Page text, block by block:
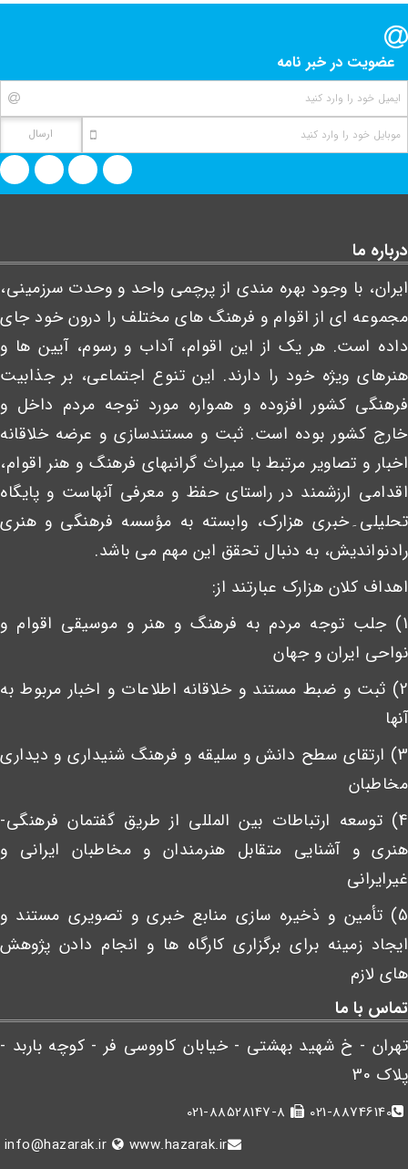
عضویت در خبر نامه
درباره ما
ایران، با وجود بهره مندی از پرچمی واحد و وحدت سرزمینی،
مجموعه ای از اقوام و فرهنگ های مختلف را درون خود جای
داده است. هر یک از این اقوام، آداب و رسوم، آیین ها و
هنرهای ویژه خود را دارند. این تنوع اجتماعی، بر جذابیت
فرهنگی کشور افزوده و همواره مورد توجه مردم داخل و
خارج کشور بوده است. ثبت و مستندسازی و عرضه خلاقانه
اخبار و تصاویر مرتبط با میراث گرانبهای فرهنگ و هنر اقوام،
اقدامی ارزشمند در راستای حفظ و معرفی آنهاست و پایگاه
تحلیلی۔خبری هزارک، وابسته به مؤسسه فرهنگی و هنری
رادنواندیش، به دنبال تحقق این مهم می باشد.
اهداف کلان هزارک عبارتند از:
1) جلب توجه مردم به فرهنگ و هنر و موسیقی اقوام و
نواحی ایران و جهان
2) ثبت و ضبط مستند و خلاقانه اطلاعات و اخبار مربوط به
آنها
3) ارتقای سطح دانش و سلیقه و فرهنگ شنیداری و دیداری
مخاطبان
4) توسعه ارتباطات بین المللی از طریق گفتمان فرهنگی-
هنری و آشنایی متقابل هنرمندان و مخاطبان ایرانی و
غیرایرانی
5) تأمین و ذخیره سازی منابع خبری و تصویری مستند و
ایجاد زمینه برای برگزاری کارگاه ها و انجام دادن پژوهش
های لازم
تماس با ما
تهران - خ شهید بهشتی - خیابان کاووسی فر - کوچه باربد -
پلاک 30
021-88746140
info@hazarak.ir
www.hazarak.ir